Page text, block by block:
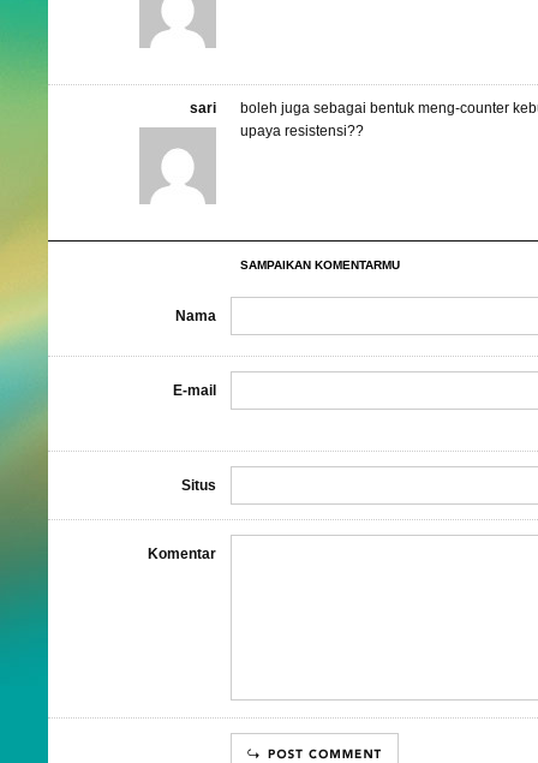
sari
boleh juga sebagai bentuk meng-counter
upaya resistensi??
SAMPAIKAN KOMENTARMU
Nama
E-mail
Situs
Komentar